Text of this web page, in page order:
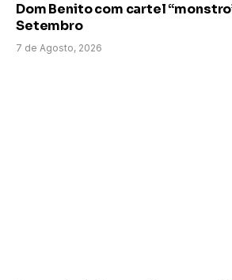
Dom Benito com cartel
Setembro
7 de Agosto, 2026